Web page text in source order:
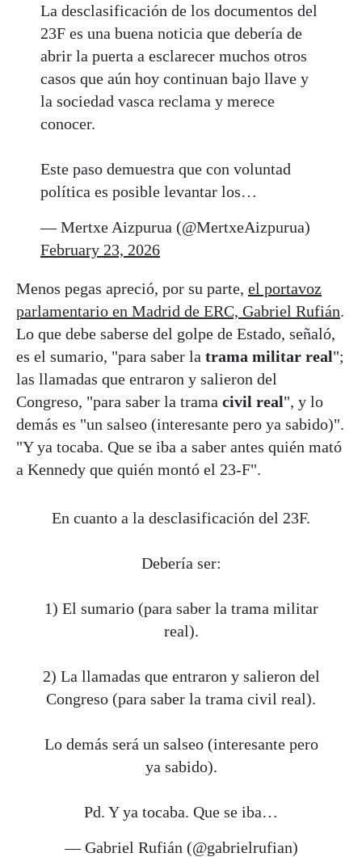
La desclasificación de los documentos del
23F es una buena noticia que debería de
abrir la puerta a esclarecer muchos otros
casos que aún hoy continuan bajo llave y
la sociedad vasca reclama y merece
conocer.
Este paso demuestra que con voluntad
política es posible levantar los…
— Mertxe Aizpurua (@MertxeAizpurua)
February 23, 2026
Menos pegas apreció, por su parte, el portavoz
parlamentario en Madrid de ERC, Gabriel Rufián.
Lo que debe saberse del golpe de Estado, señaló,
es el sumario, "para saber la trama militar real";
las llamadas que entraron y salieron del
Congreso, "para saber la trama civil real", y lo
demás es "un salseo (interesante pero ya sabido)".
"Y ya tocaba. Que se iba a saber antes quién mató
a Kennedy que quién montó el 23-F".
En cuanto a la desclasificación del 23F.
Debería ser:
1) El sumario (para saber la trama militar
real).
2) La llamadas que entraron y salieron del
Congreso (para saber la trama civil real).
Lo demás será un salseo (interesante pero
ya sabido).
Pd. Y ya tocaba. Que se iba…
— Gabriel Rufián (@gabrielrufian)